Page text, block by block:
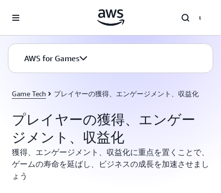
AWS for Games
Game Tech プレイヤーの獲得、エンゲージメント、収益化
プレイヤーの獲得、エンゲー
ジメント、収益化
獲得、エンゲージメント、収益化に重点を置くことで、
ゲームの寿命を延ばし、ビジネスの成長を加速させまし
ょう